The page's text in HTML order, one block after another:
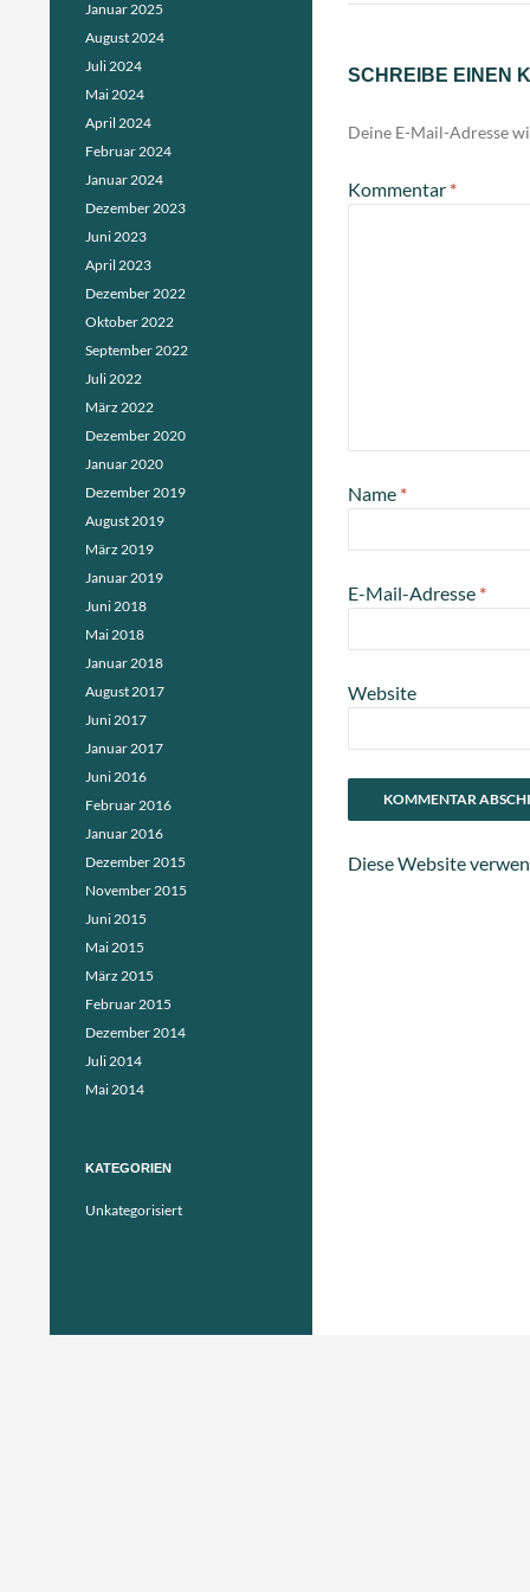
SCHREIBE EINEN
Deine E-Mail-Adresse
Kommentar *
Name *
E-Mail-Adresse *
Website
Diese Website
Januar 2025
August 2024
Juli 2024
Mai 2024
April 2024
Februar 2024
Januar 2024
Dezember 2023
Juni 2023
April 2023
Dezember 2022
Oktober 2022
September 2022
Juli 2022
März 2022
Dezember 2020
Januar 2020
Dezember 2019
August 2019
März 2019
Januar 2019
Juni 2018
Mai 2018
Januar 2018
August 2017
Juni 2017
Januar 2017
Juni 2016
Februar 2016
Januar 2016
Dezember 2015
November 2015
Juni 2015
Mai 2015
März 2015
Februar 2015
Dezember 2014
Juli 2014
Mai 2014
KATEGORIEN
Unkategorisiert